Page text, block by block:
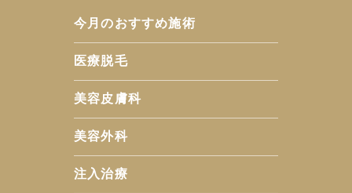
今月のおすすめ施術
医療脱毛
美容皮膚科
美容外科
注入治療